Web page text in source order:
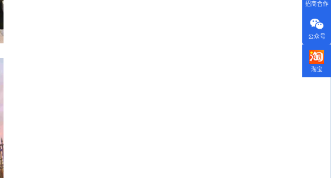
招商合作
公众号
淘宝